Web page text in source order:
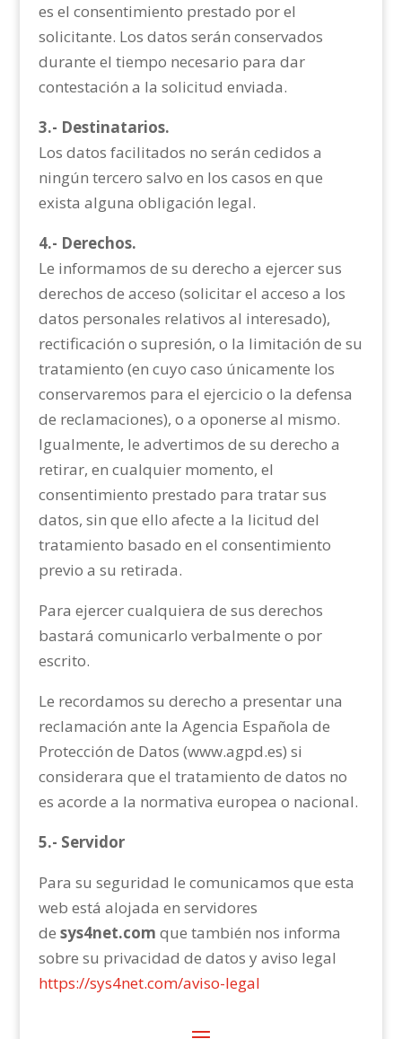
es el consentimiento prestado por el
solicitante. Los datos serán conservados
durante el tiempo necesario para dar
contestación a la solicitud enviada.
3.- Destinatarios.
Los datos facilitados no serán cedidos a
ningún tercero salvo en los casos en que
exista alguna obligación legal.
4.- Derechos.
Le informamos de su derecho a ejercer sus
derechos de acceso (solicitar el acceso a los
datos personales relativos al interesado),
rectificación o supresión, o la limitación de su
tratamiento (en cuyo caso únicamente los
conservaremos para el ejercicio o la defensa
de reclamaciones), o a oponerse al mismo.
Igualmente, le advertimos de su derecho a
retirar, en cualquier momento, el
consentimiento prestado para tratar sus
datos, sin que ello afecte a la licitud del
tratamiento basado en el consentimiento
previo a su retirada.
Para ejercer cualquiera de sus derechos
bastará comunicarlo verbalmente o por
escrito.
Le recordamos su derecho a presentar una
reclamación ante la Agencia Española de
Protección de Datos (www.agpd.es) si
considerara que el tratamiento de datos no
es acorde a la normativa europea o nacional.
5.- Servidor
Para su seguridad le comunicamos que esta
web está alojada en servidores
de sys4net.com que también nos informa
sobre su privacidad de datos y aviso legal
https://sys4net.com/aviso-legal